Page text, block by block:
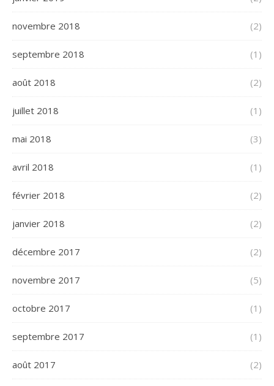
novembre 2018 (2)
septembre 2018 (1)
août 2018 (2)
juillet 2018 (1)
mai 2018 (3)
avril 2018 (1)
février 2018 (2)
janvier 2018 (2)
décembre 2017 (2)
novembre 2017 (5)
octobre 2017 (1)
septembre 2017 (1)
août 2017 (2)